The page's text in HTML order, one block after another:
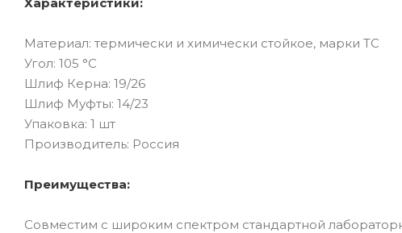
Материал: термически и химически стойкое, марки ТС
Угол: 105 °C
Шлиф Керна: 19/26
Шлиф Муфты: 14/23
Упаковка: 1 шт
Производитель: Россия
Преимущества:
Совместим с широким спектром стандартной